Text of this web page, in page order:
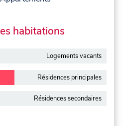
habitations
Logements vacants
Résidences principales
Résidences secondaires